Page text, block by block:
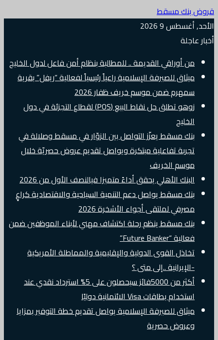
قروض بنك مسقط
الأحد, أغسطس 9 2026
أخبار عاجلة
من أوراقي القديمة .. للمطالبة بنظام أمن فاعل لدول الخليج
ميثاق للصيرفة الإسلامية راعياً رئيسياً لفعالية “ريفل” بقرية
سمهرم ضمن موسم خريف ظفار 2026
زوهو تطلق حل نقاط البيع (POS) لقطاع التجزئة في دول
الخليج
بنك مسقط يعزّز التواصل بين الزوّار في مسقط وصلالة في
تجربة تفاعلية مبتكرة ويواصل تقديم عروض حصريّة خلال
موسم الخريف
البنك الأهلي يحقق أداءً متميزا فيالنصف الأول من 2026
بنك مسقط يواصل دعم التنمية السياحية والاقتصادية كراعٍ
مصرفي لملتقى أجواء الأشخرة 2026
بنك مسقط ينظم رحلة اكتشاف مهني لأبناء الموظفين ضمن
فعالية “Future Banker”
تخاذل القوى الدولية والإقليمية والمماطلة الأمريكية
-الإيرانية ..إلى متى ؟
أكثر من 5000فائز سيحصلون على 5% استرداد نقدي عند
استخدام بطاقات Visa الائتمانية دوليًا
ميثاق للصيرفة الإسلامية يواصل تقديم خطة التوفير بمزايا
وعروض حصرية